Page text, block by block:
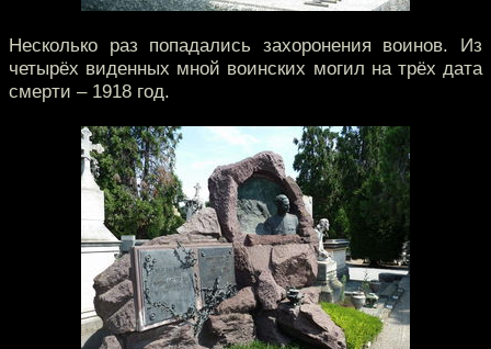
Несколько раз попадались захоронения воинов. Из
четырёх виденных мной воинских могил на трёх дата
смерти – 1918 год.